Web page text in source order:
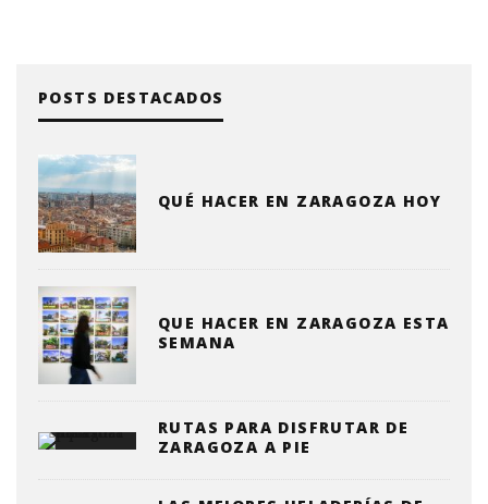
POSTS DESTACADOS
QUÉ HACER EN ZARAGOZA HOY
QUE HACER EN ZARAGOZA ESTA
SEMANA
RUTAS PARA DISFRUTAR DE
ZARAGOZA A PIE